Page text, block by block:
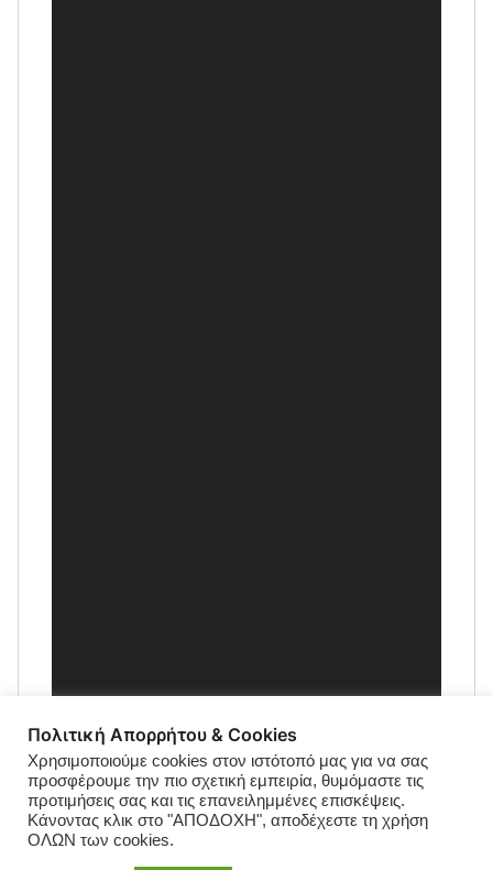
Πολιτική Απορρήτου & Cookies
Χρησιμοποιούμε cookies στον ιστότοπό μας για να σας
προσφέρουμε την πιο σχετική εμπειρία, θυμόμαστε τις
προτιμήσεις σας και τις επανειλημμένες επισκέψεις.
Κάνοντας κλικ στο "ΑΠΟΔΟΧΗ", αποδέχεστε τη χρήση
ΟΛΩΝ των cookies.